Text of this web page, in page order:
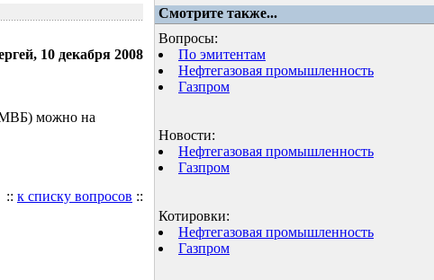
Смотрите также...
10 декабря 2008
можно на
:: к списку вопросов ::
Вопросы:
По эмитентам
Нефтегазовая промышленность
Газпром
Новости:
Нефтегазовая промышленность
Газпром
Котировки:
Нефтегазовая промышленность
Газпром